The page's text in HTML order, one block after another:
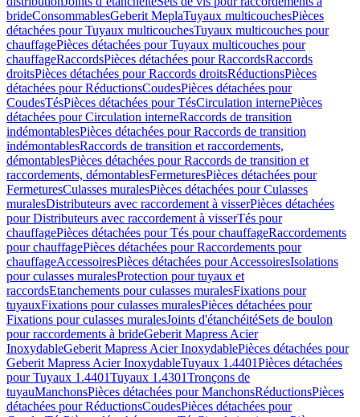
brideConsommablesGeberit MeplaTuyaux multicouchesPièces
détachées pour Tuyaux multicouchesTuyaux multicouches pour
chauffagePièces détachées pour Tuyaux multicouches pour
chauffageRaccordsPièces détachées pour RaccordsRaccords
droitsPièces détachées pour Raccords droitsRéductionsPièces
détachées pour RéductionsCoudesPièces détachées pour
CoudesTésPièces détachées pour TésCirculation internePièces
détachées pour Circulation interneRaccords de transition
indémontablesPièces détachées pour Raccords de transition
indémontablesRaccords de transition et raccordements,
démontablesPièces détachées pour Raccords de transition et
raccordements, démontablesFermeturesPièces détachées pour
FermeturesCulasses muralesPièces détachées pour Culasses
muralesDistributeurs avec raccordement à visserPièces détachées
pour Distributeurs avec raccordement à visserTés pour
chauffagePièces détachées pour Tés pour chauffageRaccordements
pour chauffagePièces détachées pour Raccordements pour
chauffageAccessoiresPièces détachées pour AccessoiresIsolations
pour culasses muralesProtection pour tuyaux et
raccordsEtanchements pour culasses muralesFixations pour
tuyauxFixations pour culasses muralesPièces détachées pour
Fixations pour culasses muralesJoints d'étanchéitéSets de boulon
pour raccordements à brideGeberit Mapress Acier
InoxydableGeberit Mapress Acier InoxydablePièces détachées pour
Geberit Mapress Acier InoxydableTuyaux 1.4401Pièces détachées
pour Tuyaux 1.4401Tuyaux 1.4301Tronçons de
tuyauManchonsPièces détachées pour ManchonsRéductionsPièces
détachées pour RéductionsCoudesPièces détachées pour